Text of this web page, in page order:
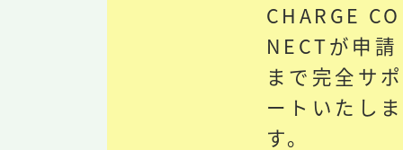
CHARGE
NECTが申請
まで完全サポ
ートいたしま
す。